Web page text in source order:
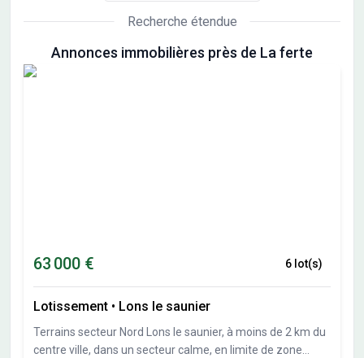
Recherche étendue
Annonces immobilières près de La ferte
63 000 € 6 lot(s)
Lotissement • Lons le saunier
Terrains secteur Nord Lons le saunier, à moins de 2 km du
centre ville, dans un secteur calme, en limite de zone